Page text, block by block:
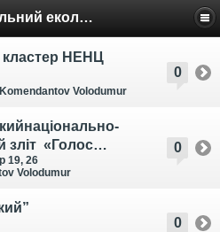
Національний еколого-натуралістичний центр
0
кластер НЕНЦ
Volodumur
0
зліт «Голос
19, 26
Volodumur
0